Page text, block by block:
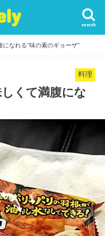
search
になれる"味の素のギョーザ"
料理
しくて満腹にな